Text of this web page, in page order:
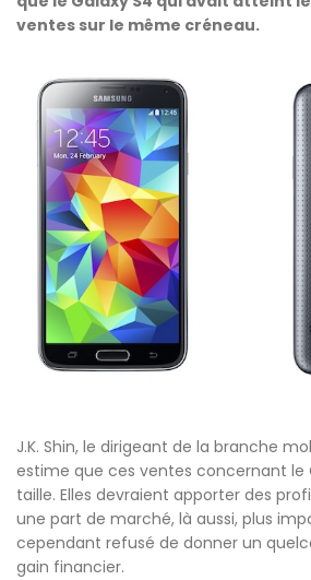
ventes sur le même créneau.
J.K. Shin, le dirigeant de la branche
estime que ces ventes concernant le
taille. Elles devraient apporter des
une part de marché, là aussi, plus
cependant refusé de donner un
gain financier.